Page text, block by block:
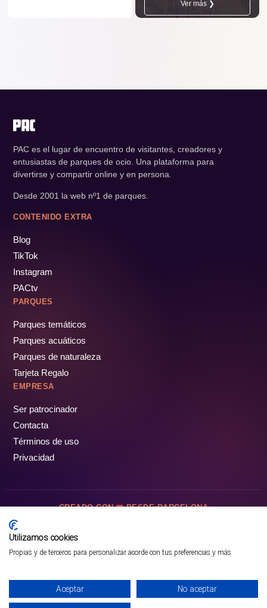
Ver más ❯
PAC es el lugar de encuentro de visitantes, creadores y
entusiastas de parques de ocio. Una plataforma para
divertirse y compartir online y en persona.
Desde 2001 la web nº1 de parques.
CONTENIDO EXTRA
Blog
TikTok
Instagram
PACtv
PARQUES
Parques temáticos
Parques acuáticos
Parques de naturaleza
Tarjeta Regalo
EMPRESA
Ser patrocinador
Contacta
Términos de uso
Privacidad
CREADO CON DESDE BARCELONA
Utilizamos cookies
Propias y de terceros para personalizar acorde con tus preferencias y más
Aceptar No aceptar